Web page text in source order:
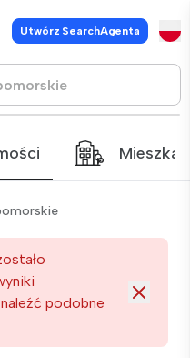
Utwórz SearchAgenta
podobne